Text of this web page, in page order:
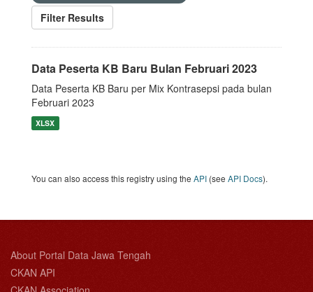
Filter Results
Data Peserta KB Baru Bulan Februari 2023
Data Peserta KB Baru per Mix Kontrasepsi pada bulan
Februari 2023
XLSX
You can also access this registry using the API (see API Docs).
About Portal Data Jawa Tengah
CKAN API